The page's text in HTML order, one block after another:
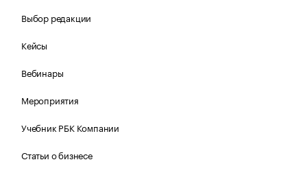
Выбор редакции
Кейсы
Вебинары
Мероприятия
Учебник РБК Компании
Статьи о бизнесе